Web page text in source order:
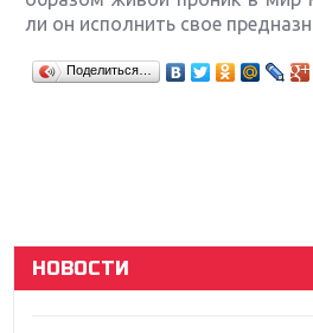
ли он исполнить свое
Поделиться…
НОВОСТИ
Крупнейшие релизы мая:
Sony
Far Cry 5: хвалить нельзя